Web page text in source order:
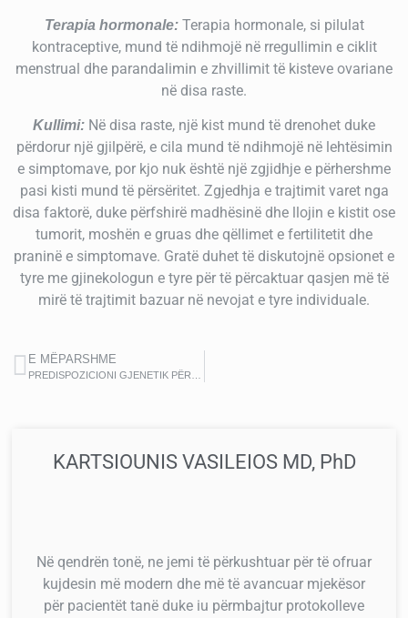
Terapia hormonale:Terapia hormonale, si pilulat
kontraceptive, mund të ndihmojë në rregullimin e ciklit
menstrual dhe parandalimin e zhvillimit të kisteve ovariane
në disa raste.
Kullimi: Në disa raste, një kist mund të drenohet duke
përdorur një gjilpërë, e cila mund të ndihmojë në lehtësimin
e simptomave, por kjo nuk është një zgjidhje e përhershme
pasi kisti mund të përsëritet. Zgjedhja e trajtimit varet nga
disa faktorë, duke përfshirë madhësinë dhe llojin e kistit ose
tumorit, moshën e gruas dhe qëllimet e fertilitetit dhe
praninë e simptomave. Gratë duhet të diskutojnë opsionet e
tyre me gjinekologun e tyre për të përcaktuar qasjen më të
mirë të trajtimit bazuar në nevojat e tyre individuale.
E MËPARSHME
KARTSIOUNIS VASILEIOS MD, PhD
Në qendrën tonë, ne jemi të përkushtuar për të ofruar
kujdesin më modern dhe më të avancuar mjekësor
për pacientët tanë duke iu përmbajtur protokolleve